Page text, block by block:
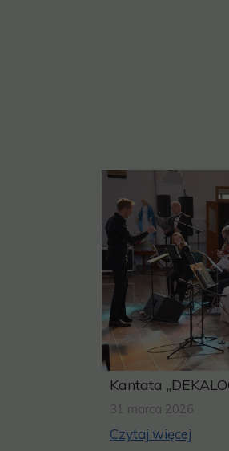
Kantata
31 marca 2026
Czytaj więcej